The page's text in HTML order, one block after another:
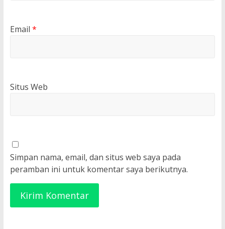
Email *
Situs Web
Simpan nama, email, dan situs web saya pada
peramban ini untuk komentar saya berikutnya.